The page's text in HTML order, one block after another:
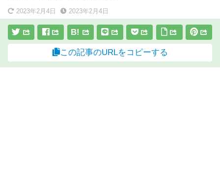
2023年2月4日 2023年2月4日
B!
この記事のURLをコピーする